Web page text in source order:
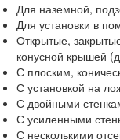
Для наземной,
Для установки в
Открытые,
конусной крышей
С плоским,
С установкой на
С двойными
С усиленными
С несколькими